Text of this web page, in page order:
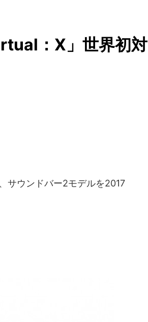
：X」世界初対
サウンドバー2モデルを2017